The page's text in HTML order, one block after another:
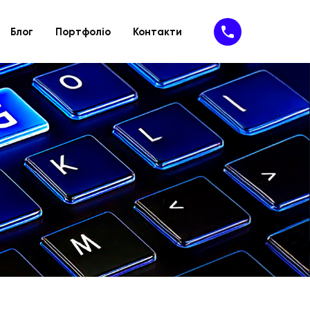
Підтримка
Техпідтримка
Доопрацювання сайту
IT- рішення
SaaS-сервіси
SAP-рішення
MVP
Програмне забезпечення
Кібербезпека
Блог Портфоліо Контакти